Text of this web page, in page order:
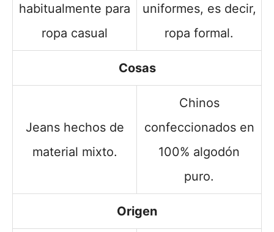
habitualmente para
ropa casual
uniformes, es decir,
ropa formal.
Cosas
Jeans hechos de
material mixto.
Chinos
confeccionados en
100% algodón
puro.
Origen